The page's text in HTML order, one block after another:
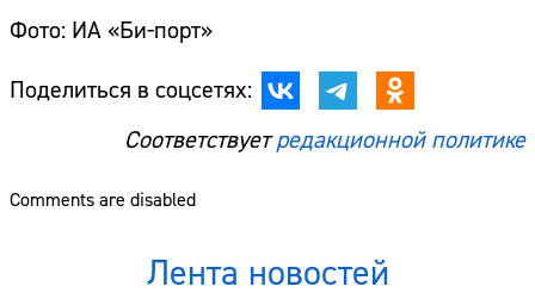
Фото: ИА «Би-порт»
Поделиться в соцсетях:
Соответствуетредакционной политике
Comments are disabled
Лента новостей